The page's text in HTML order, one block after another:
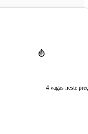
4 vagas neste